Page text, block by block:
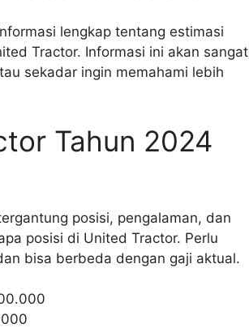
lengkap tentang estimasi
Tractor. Informasi ini akan sangat
sekadar ingin memahami lebih
Tahun 2024
posisi, pengalaman, dan
posisi di United Tractor. Perlu
bisa berbeda dengan gaji aktual.